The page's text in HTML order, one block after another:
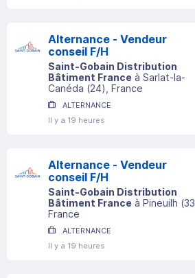
Alternance - Vendeur
conseil F/H
Saint-Gobain Distribution
Bâtiment France à Sarlat-la-
Canéda (24) , France
ALTERNANCE
Il y a 19 heures
Alternance - Vendeur
conseil F/H
Saint-Gobain Distribution
Bâtiment France à Pineuilh (33
France
ALTERNANCE
Il y a 19 heures